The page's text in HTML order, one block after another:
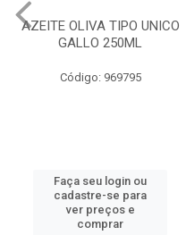
AZEITE OLIVA TIPO UNICO
GALLO 250ML
Código: 969795
Faça seu login ou
cadastre-se para
ver preços e
comprar